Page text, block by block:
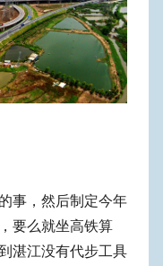
事，然后制定今年
要么就坐高铁算
湛江没有代步工具